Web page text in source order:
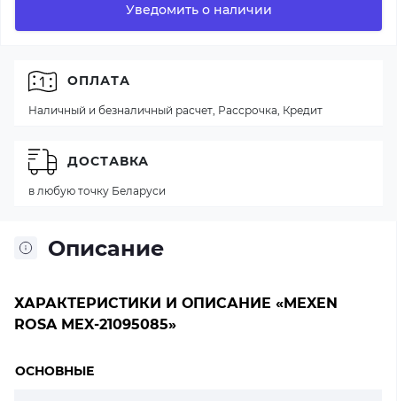
Уведомить о наличии
Описание
ХАРАКТЕРИСТИКИ И ОПИСАНИЕ «MEXEN
ROSA MEX-21095085»
ОСНОВНЫЕ
ОПЛАТА
Наличный и безналичный расчет, Рассрочка, Кредит
ДОСТАВКА
в любую точку Беларуси